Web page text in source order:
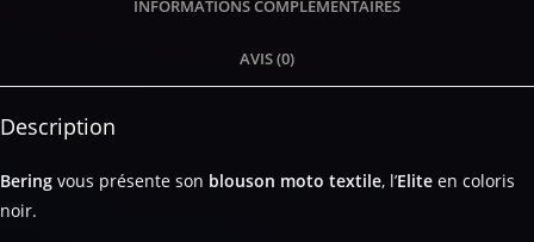
INFORMATIONS COMPLÉMENTAIRES
AVIS (0)
Description
Bering vous présente son blouson moto textile, l’Elite en coloris
noir.